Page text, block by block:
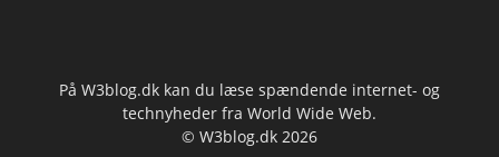
På W3blog.dk kan du læse spændende internet- og
technyheder fra World Wide Web.
© W3blog.dk 2026